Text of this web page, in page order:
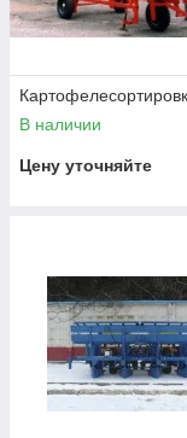
В наличии
Цену уточняйте